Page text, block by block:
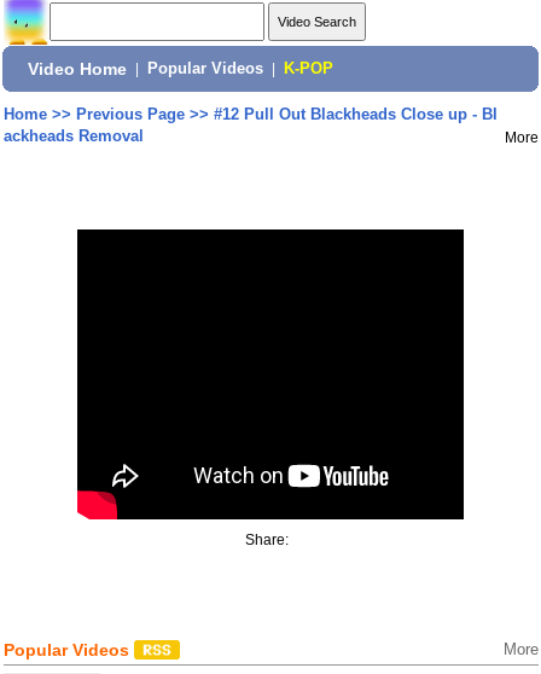
Video Home Popular Videos K-POP
Home>> Previous Page>> #12 Pull Out Blackheads Close up - Bl
ackheads Removal
More
Share:
Popular Videos More